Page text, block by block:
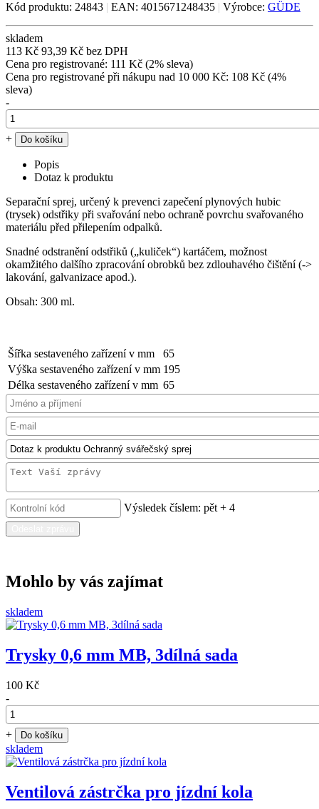
Kód produktu: 24843 | EAN: 4015671248435 | Výrobce: GÜDE
skladem
113 Kč 93,39 Kč bez DPH
Cena pro registrované: 111 Kč (2% sleva)
Cena pro registrované při nákupu nad 10 000 Kč: 108 Kč (4%
sleva)
-
+
Popis
Dotaz k produktu
Separační sprej, určený k prevenci zapečení plynových hubic
(trysek) odstřiky při svařování nebo ochraně povrchu svařovaného
materiálu před přilepením odpalků.
Snadné odstranění odstřiků („kuliček“) kartáčem, možnost
okamžitého dalšího zpracování obrobků bez zdlouhavého čištění (->
lakování, galvanizace apod.).
Obsah: 300 ml.
Šířka sestaveného zařízení v mm
65
Výška sestaveného zařízení v mm 195
Délka sestaveného zařízení v mm 65
Výsledek číslem: pět + 4
Mohlo by vás zajímat
skladem
Trysky 0,6 mm MB, 3dílná sada
100 Kč
-
+ Do košíku
skladem
Ventilová zástrčka pro jízdní kola